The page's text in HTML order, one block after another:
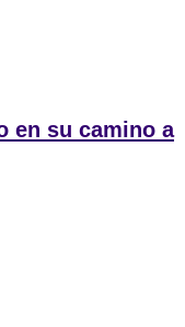
en su camino a